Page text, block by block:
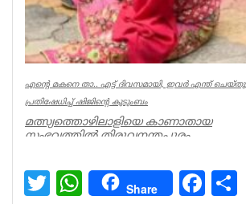
എന്റെ മകനെ താ.. എട്ട് ദിവസമായി, ഇവര്‍ എന്ത്
പ്രതിഷേധിച്ച് ഷിജിന്റെ കുടുംബം
മത്സ്യത്തൊഴിലാളിയെ കാണാതായ
സംഭവത്തില്‍ തിരുവനന്തപുരം
Kerala Twitter WhatsAppShare Facebook